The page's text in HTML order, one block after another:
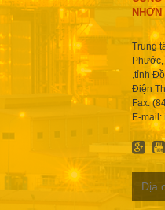
NHƠN
Trung
Phước,
,tỉnh
Điện
Fax:
E-mail: